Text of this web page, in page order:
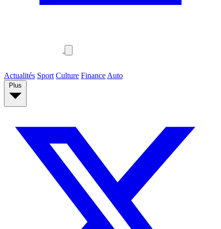
Actualités Sport Culture Finance Auto
Plus